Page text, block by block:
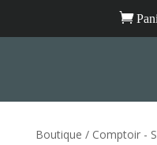

Boutique / Comptoir -